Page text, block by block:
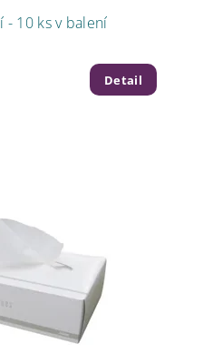
- 10 ks v balení
Detail